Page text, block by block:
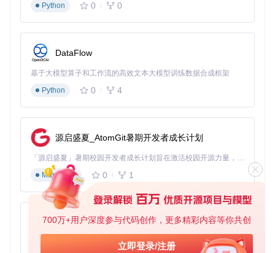
700万+用户深度参与代码创作，更多精彩内容等你共创
立即登录/注册
选择"Small"预设或自定义尺寸
勾选"Remove metadata that doesn't affect rendering"
点击"Resize"生成压缩后的图片
场景三：网站图片批量优化
为网站准备图片时，需要考虑加载速度和显示效果的平衡：
全选网站所需图片
设置质量为85%
保存预设并应用到所选图片
场景四：手机照片快速整理
从手机导入的照片通常分辨率很高，占用大量存储空间：
选择所有导入的手机照片
选择"Medium"预设
勾选"Make pictures smaller but not larger"
点击"Resize"生成适合存储和分享的版本
Python
0 0
DataFlow
基于大模型算子和工作流的高效文本大模型训练数据合成框架
Python
0 4
源启盛夏_AtomGit暑期开发者成长计划
「源启盛夏」暑期校园开发者成长计划旨在激活校园开源力量，通过积分激励、认证扶持、资源倾斜等形式，引导高校组织和开发者完成「入驻 — 建项目 — 做贡献 — 获认证 — 得资源」的完整闭环。无论你是想带领社团入驻平台的组织者，还是希望用代码贡献证明自己的开发者，都能在这里找到属于你的成长路径。
Markdown
0 1
py-xiaozhi
基于Python的Xiaozhi AI，适用于想要完整Xiaozhi体验而无需拥有专用硬件的用户。